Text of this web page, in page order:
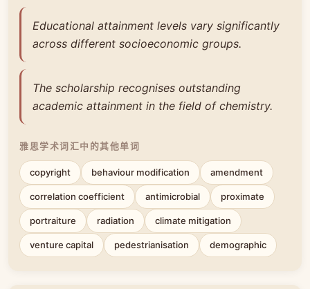
Educational attainment levels vary significantly
across different socioeconomic groups.
The scholarship recognises outstanding
academic attainment in the field of chemistry.
雅思学术词汇中的其他单词
copyright behaviour modification amendment
correlation coefficient antimicrobial proximate
portraiture radiation climate mitigation
venture capital pedestrianisation demographic